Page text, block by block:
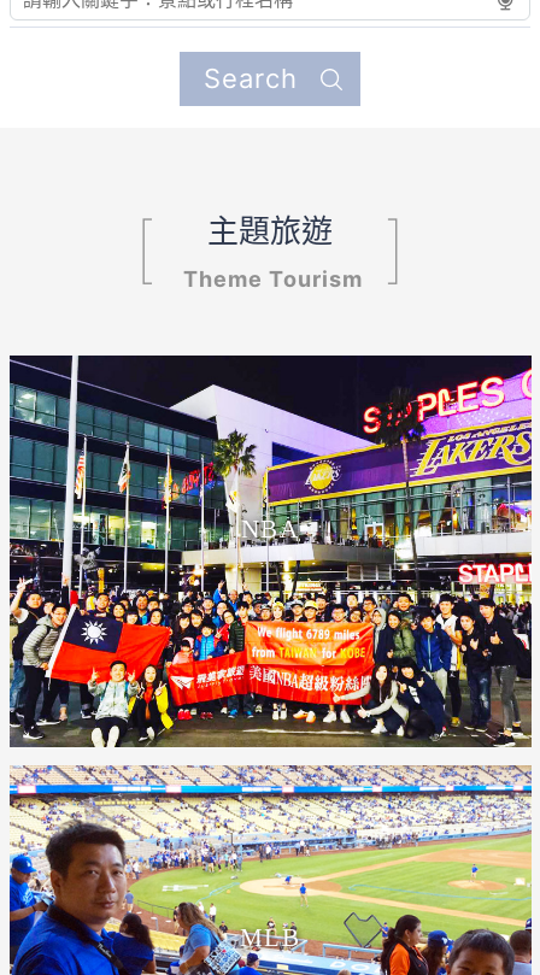
主題旅遊
Theme Tourism
NBA
MLB